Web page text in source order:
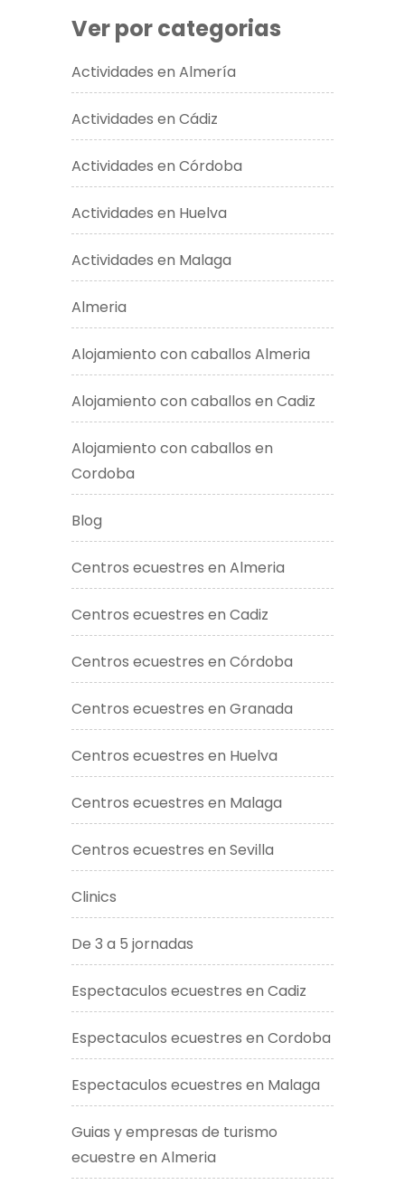
Ver por categorias
Actividades en Almería
Actividades en Cádiz
Actividades en Córdoba
Actividades en Huelva
Actividades en Malaga
Almeria
Alojamiento con caballos Almeria
Alojamiento con caballos en Cadiz
Alojamiento con caballos en
Cordoba
Blog
Centros ecuestres en Almeria
Centros ecuestres en Cadiz
Centros ecuestres en Córdoba
Centros ecuestres en Granada
Centros ecuestres en Huelva
Centros ecuestres en Malaga
Centros ecuestres en Sevilla
Clinics
De 3 a 5 jornadas
Espectaculos ecuestres en Cadiz
Espectaculos ecuestres en Cordoba
Espectaculos ecuestres en Malaga
Guias y empresas de turismo
ecuestre en Almeria